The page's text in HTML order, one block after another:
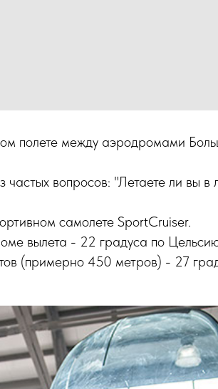
полете между аэродромами
вопросов: "Летаете ли вы в
самолете SportCruiser.
вылета - 22 градуса по
(примерно 450 метров) - 27